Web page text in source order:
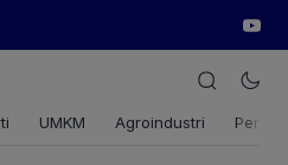
UMKM Agroindustri